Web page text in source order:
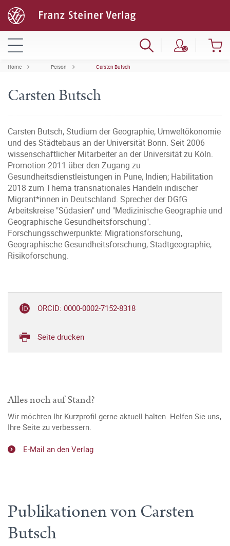
Home Person Carsten Butsch
Carsten Butsch
Carsten Butsch, Studium der Geographie, Umweltökonomie
und des Städtebaus an der Universität Bonn. Seit 2006
wissenschaftlicher Mitarbeiter an der Universität zu Köln.
Promotion 2011 über den Zugang zu
Gesundheitsdienstleistungen in Pune, Indien; Habilitation
2018 zum Thema transnationales Handeln indischer
Migrant*innen in Deutschland. Sprecher der DGfG
Arbeitskreise "Südasien" und "Medizinische Geographie und
Geographische Gesundheitsforschung".
Forschungsschwerpunkte: Migrationsforschung,
Geographische Gesundheitsforschung, Stadtgeographie,
Risikoforschung.
ORCID: 0000-0002-7152-8318
Seite drucken
Alles noch auf Stand?
Wir möchten Ihr Kurzprofil gerne aktuell halten. Helfen Sie uns,
Ihre Seite zu verbessern.
E-Mail an den Verlag
Publikationen von Carsten
Butsch